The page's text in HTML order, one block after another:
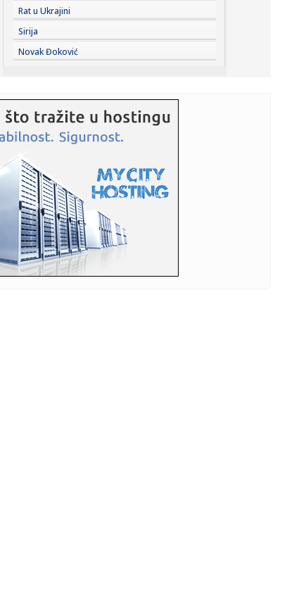
23:41:Marinović nakon pobjede: Zaslužili smo još koji gol, ali
svaka...
23:41:Može li ljetna avantura ipak nekako prerasti u ozbiljnu
vezu?
23:36: U Minhenu krenula serijska proizvodnja potpuno
električnog BMW-a...
23:35:
stoji...
23:34:PRE PAR MESECI SANJALI TITULU, SADA IH SVI DEMOLIRAJU:
Benfika si...
23:33:Težak udes žene iz BiH: Bmw-om se „zakucala“ u zid, na
nju ...
23:33:Kratak predah od vrućina: Pljuskovi noćas stižu u region,
osvj...
Rat u Ukrajini
Sirija
Novak Đoković